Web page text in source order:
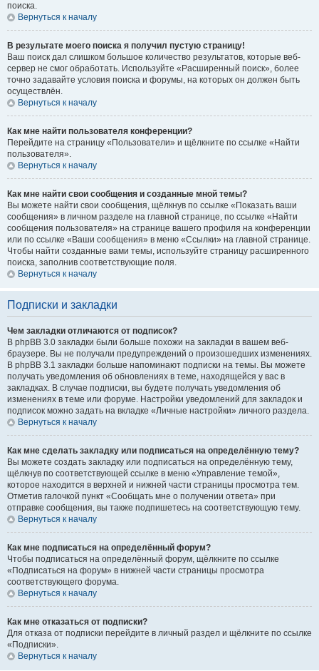
поиска.
Вернуться к началу
В результате моего поиска я получил пустую страницу!
Ваш поиск дал слишком большое количество результатов, которые веб-
сервер не смог обработать. Используйте «Расширенный поиск», более
точно задавайте условия поиска и форумы, на которых он должен быть
осуществлён.
Вернуться к началу
Как мне найти пользователя конференции?
Перейдите на страницу «Пользователи» и щёлкните по ссылке «Найти
пользователя».
Вернуться к началу
Как мне найти свои сообщения и созданные мной темы?
Вы можете найти свои сообщения, щёлкнув по ссылке «Показать ваши
сообщения» в личном разделе на главной странице, по ссылке «Найти
сообщения пользователя» на странице вашего профиля на конференции
или по ссылке «Ваши сообщения» в меню «Ссылки» на главной странице.
Чтобы найти созданные вами темы, используйте страницу расширенного
поиска, заполнив соответствующие поля.
Вернуться к началу
Подписки и закладки
Чем закладки отличаются от подписок?
В phpBB 3.0 закладки были больше похожи на закладки в вашем веб-
браузере. Вы не получали предупреждений о произошедших изменениях.
В phpBB 3.1 закладки больше напоминают подписки на темы. Вы можете
получать уведомления об обновлениях в теме, находящейся у вас в
закладках. В случае подписки, вы будете получать уведомления об
изменениях в теме или форуме. Настройки уведомлений для закладок и
подписок можно задать на вкладке «Личные настройки» личного раздела.
Вернуться к началу
Как мне сделать закладку или подписаться на определённую тему?
Вы можете создать закладку или подписаться на определённую тему,
щёлкнув по соответствующей ссылке в меню «Управление темой»,
которое находится в верхней и нижней части страницы просмотра тем.
Отметив галочкой пункт «Сообщать мне о получении ответа» при
отправке сообщения, вы также подпишетесь на соответствующую тему.
Вернуться к началу
Как мне подписаться на определённый форум?
Чтобы подписаться на определённый форум, щёлкните по ссылке
«Подписаться на форум» в нижней части страницы просмотра
соответствующего форума.
Вернуться к началу
Как мне отказаться от подписки?
Для отказа от подписки перейдите в личный раздел и щёлкните по ссылке
«Подписки».
Вернуться к началу